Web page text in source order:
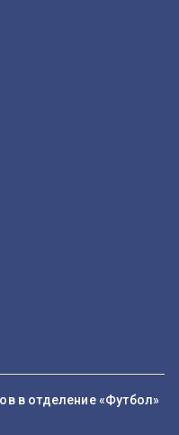
в отделение «Футбол»